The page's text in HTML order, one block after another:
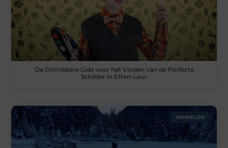
De Onmisbare Gids voor het Vinden van de Perfecte
Schilder in Etten-Leur
WINKELEN